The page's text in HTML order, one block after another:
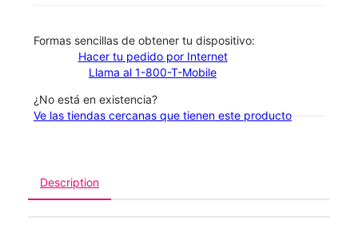
​​​​​​​Formas sencillas de obtener tu dispositivo:
Hacer tu pedido por Internet
Llama al 1-800-T-Mobile
¿No está en existencia?
Ve las tiendas cercanas que tienen este producto
Description